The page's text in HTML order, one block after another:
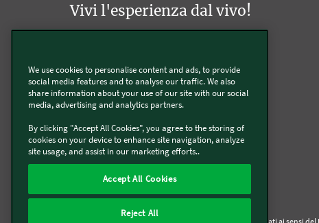
Vivi l'esperienza dal vivo!
Appuntamento con un Incaricato Bimby
We use cookies to personalise content and ads, to provide
social media features and to analyse our traffic. We also
share information about your use of our site with our social
media, advertising and analytics partners.
By clicking "Accept All Cookies", you agree to the storing of
cookies on your device to enhance site navigation, analyze
site usage, and assist in our marketing efforts..
Accept All Cookies
Reject All